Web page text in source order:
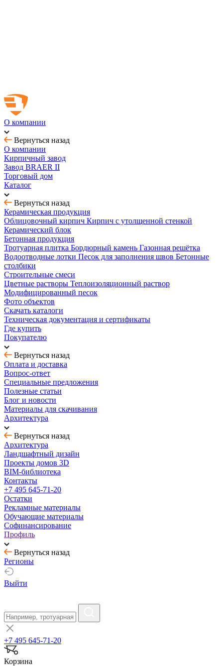
О компании
Вернуться назад
О компании
Кирпичный завод
Завод BRAER II
Торговый дом
Каталог
Вернуться назад
Керамическая продукция
Облицовочный кирпич Кирпич с утолщенной стенкой
Керамический блок
Бетонная продукция
Тротуарная плитка Бордюрный камень Газонная решётка
Водоотводные лотки Песок для заполнения швов Бетонные
столбики
Строительные смеси
Цветные растворы Теплоизоляционный раствор
Модифицированный песок
Фото объектов
Скачать каталоги
Техническая документация и сертификаты
Где купить
Покупателю
Вернуться назад
Оплата и доставка
Вопрос-ответ
Специальные предложения
Полезные статьи
Блог и новости
Материалы для скачивания
Архитектура
Вернуться назад
Архитектура
Ландшафтный дизайн
Проекты домов 3D
BIM-библиотека
Контакты
+7 495 645-71-20
Остатки
Рекламные материалы
Обучающие материалы
Софинансирование
Профиль
Вернуться назад
Регионы
Выйти
+7 495 645-71-20
Корзина